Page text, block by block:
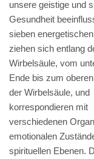
unsere geistige und
Gesundheit
sieben
ziehen sich entlang
Wirbelsäule, vom
Ende bis zum
der Wirbelsäule, und
korrespondieren mit
verschiedenen
emotionalen
spirituellen Ebenen.